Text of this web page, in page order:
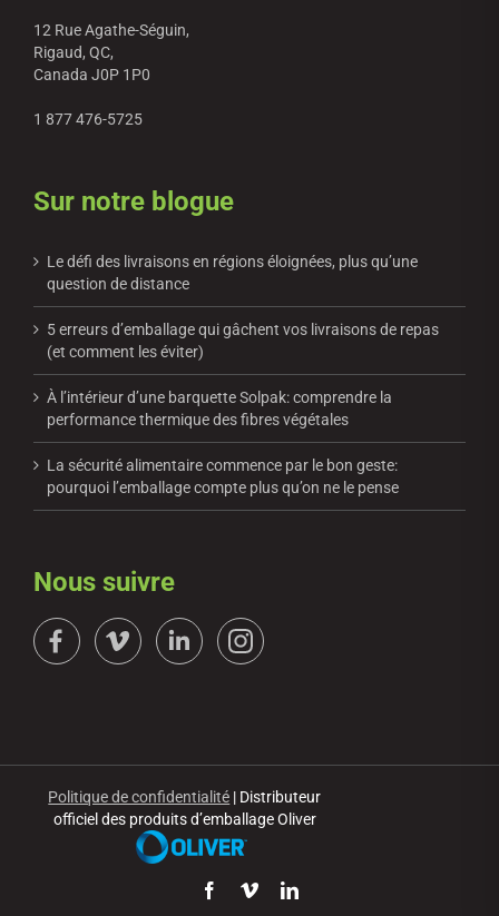
12 Rue Agathe-Séguin,
Rigaud, QC,
Canada J0P 1P0
1 877 476-5725
Sur notre blogue
Le défi des livraisons en régions éloignées, plus qu’une
question de distance
5 erreurs d’emballage qui gâchent vos livraisons de repas
(et comment les éviter)
À l’intérieur d’une barquette Solpak: comprendre la
performance thermique des fibres végétales
La sécurité alimentaire commence par le bon geste:
pourquoi l’emballage compte plus qu’on ne le pense
Nous suivre
Politique de confidentialité | Distributeur
officiel des produits d’emballage Oliver
Facebook
VimeoLinkedIn